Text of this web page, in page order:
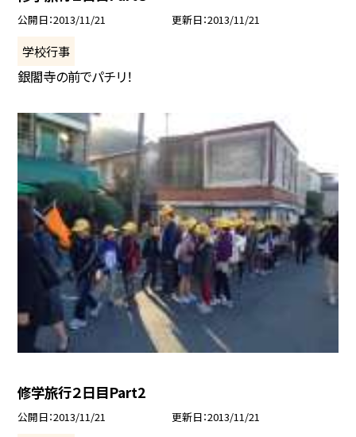
公開日 2013/11/21 更新日 2013/11/21
学校行事
銀閣寺の前でパチリ！
修学旅行２日目Part2
公開日 2013/11/21 更新日 2013/11/21